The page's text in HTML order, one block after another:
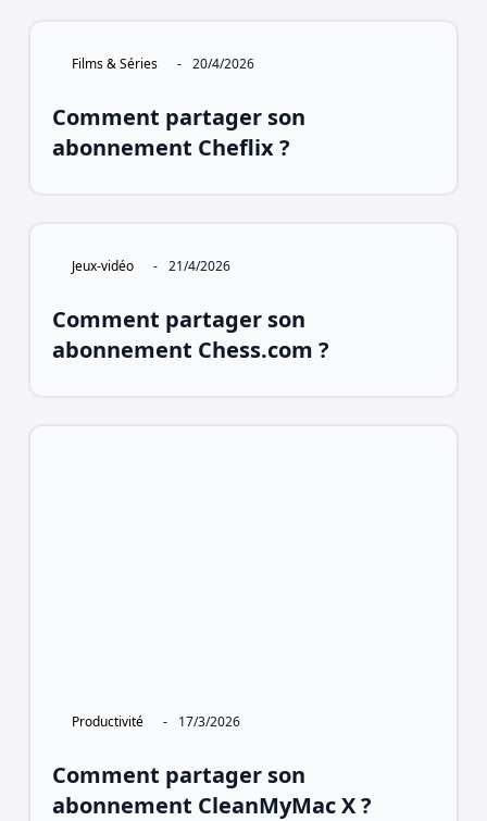
Films & Séries - 20/4/2026
Comment partager son
abonnement Cheflix ?
Jeux-vidéo - 21/4/2026
Comment partager son
abonnement Chess.com ?
Productivité - 17/3/2026
Comment partager son
abonnement CleanMyMac X ?